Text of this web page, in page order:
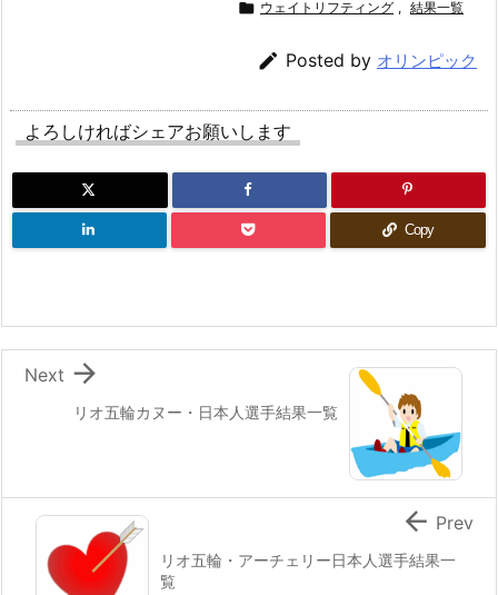
 ウェイトリフティング , 結果一覧
 Posted by オリンピック
よろしければシェアお願いします
Copy
リオ五輪カヌー・日本人選手結果一覧

Next
リオ五輪・アーチェリー日本人選手結果一
覧
 Prev